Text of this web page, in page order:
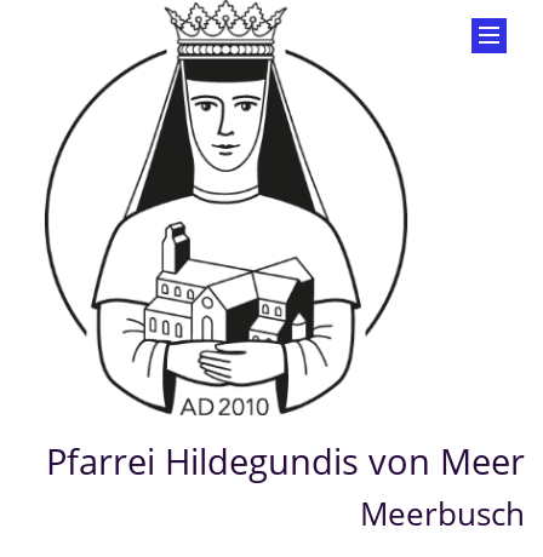
Pfarrei Hildegundis von Meer
Meerbusch